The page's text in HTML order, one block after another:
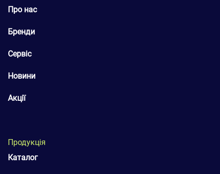
Про нас
Бренди
Сервіс
Новини
Акції
Продукція
Каталог